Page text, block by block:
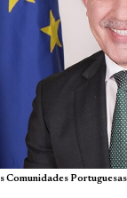
Comunidades